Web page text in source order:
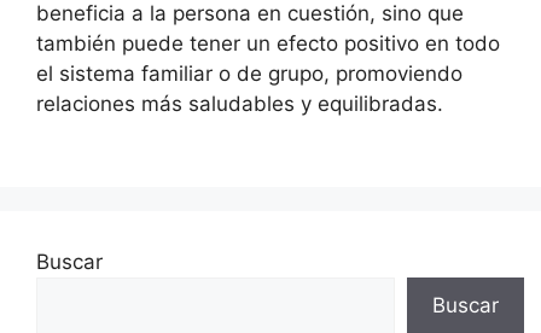
beneficia a la persona en cuestión, sino que
también puede tener un efecto positivo en todo
el sistema familiar o de grupo, promoviendo
relaciones más saludables y equilibradas.
Buscar
Buscar